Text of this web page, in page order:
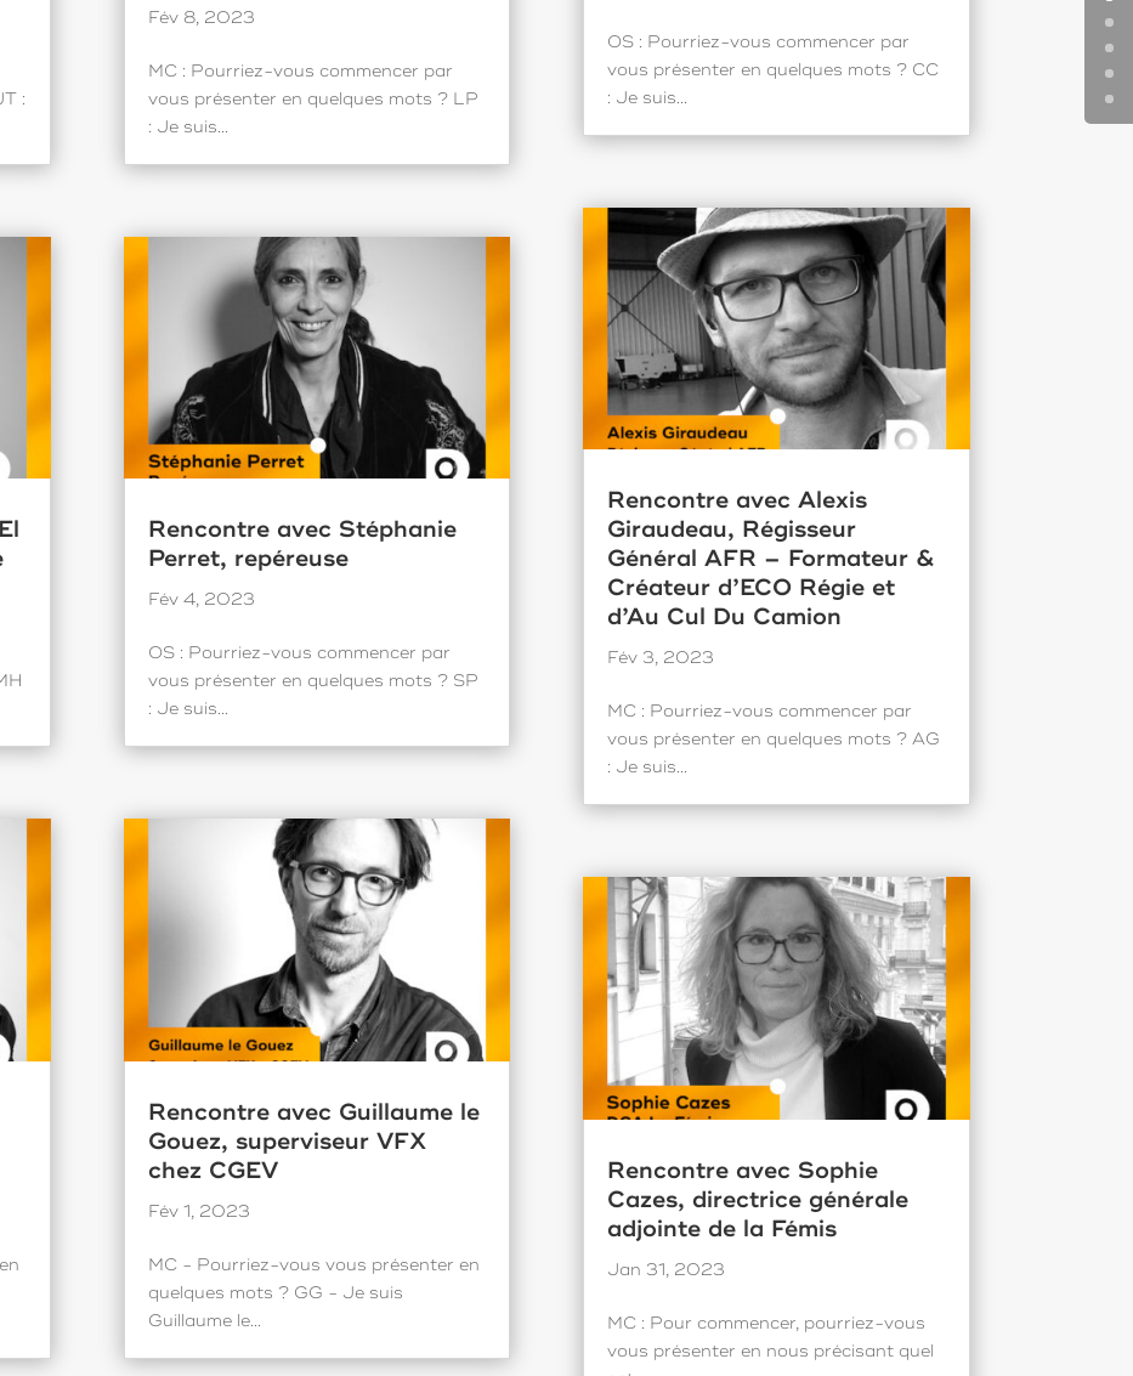
:
Fév 8, 2023
MC : Pourriez-vous commencer par
vous présenter en quelques mots ? LP
: Je suis...
Rencontre avec Stéphanie
Perret, repéreuse
Fév 4, 2023
OS : Pourriez-vous commencer par
vous présenter en quelques mots ? SP
: Je suis...
Rencontre avec Guillaume le
Gouez, superviseur VFX
chez CGEV
Fév 1, 2023
MC - Pourriez-vous vous présenter en
quelques mots ? GG - Je suis
Guillaume le...
OS : Pourriez-vous commencer par
vous présenter en quelques mots ? CC
: Je suis...
Rencontre avec Alexis
Giraudeau, Régisseur
Général AFR – Formateur &
Créateur d’ECO Régie et
d’Au Cul Du Camion
Fév 3, 2023
MC : Pourriez-vous commencer par
vous présenter en quelques mots ? AG
: Je suis...
Rencontre avec Sophie
Cazes, directrice générale
adjointe de la Fémis
Jan 31, 2023
MC : Pour commencer, pourriez-vous
vous présenter en nous précisant quel